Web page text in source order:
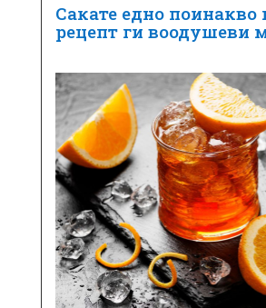
Сакате едно поинакво
рецепт ги воодушеви